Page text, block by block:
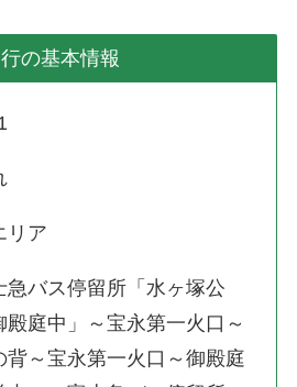
の基本情報
リア
急バス停留所「水ヶ塚公
殿庭中」～宝永第一火口～
背～宝永第一火口～御殿庭